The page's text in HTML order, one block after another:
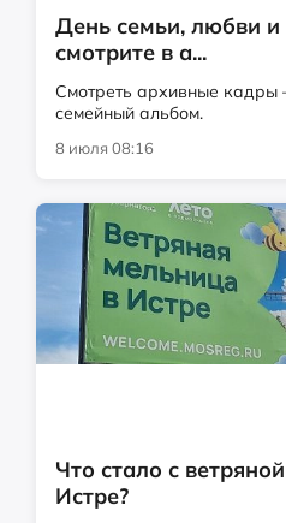
День семьи, любви
смотрите в а...
Смотреть архивные кадры
семейный альбом.
8 июля 08:16
Что стало с
Истре?